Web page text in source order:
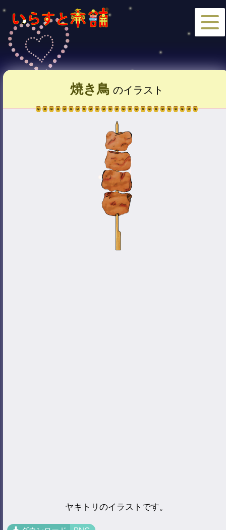
焼き鳥 のイラスト
ヤキトリのイラストです。